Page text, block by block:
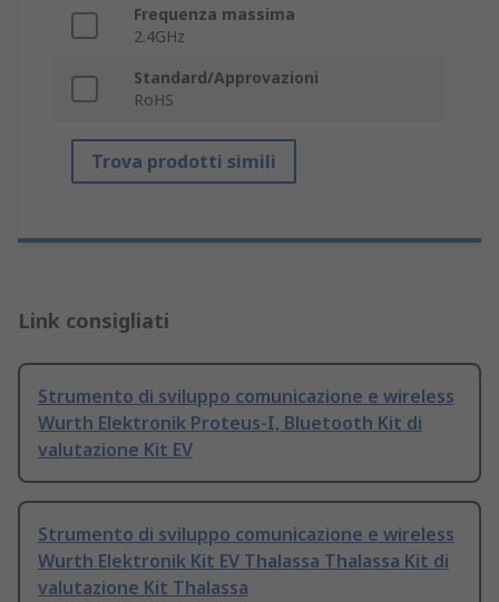
Frequenza massima
2.4GHz
Standard/Approvazioni
RoHS
Trova prodotti simili
Link consigliati
Strumento di sviluppo comunicazione e wireless
Wurth Elektronik Proteus-I, Bluetooth Kit di
valutazione Kit EV
Strumento di sviluppo comunicazione e wireless
Wurth Elektronik Kit EV Thalassa Thalassa Kit di
valutazione Kit Thalassa